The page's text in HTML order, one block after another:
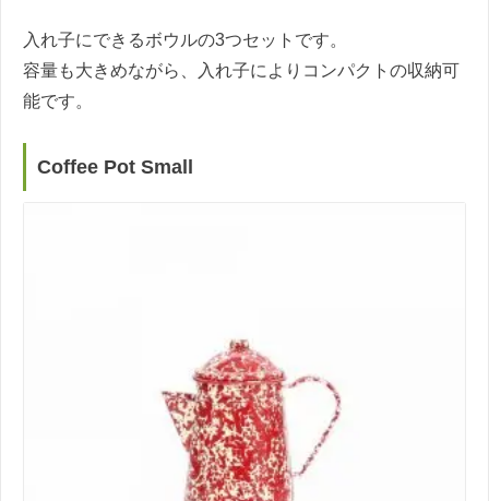
入れ子にできるボウルの3つセットです。
容量も大きめながら、入れ子によりコンパクトの収納可
能です。
Coffee Pot Small